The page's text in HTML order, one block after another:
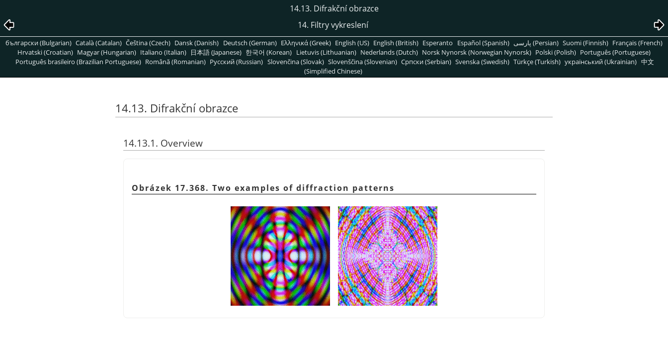
14.13. Difrakční obrazce
14. Filtry vykreslení
български (Bulgarian) Català (Catalan) Čeština (Czech) Dansk (Danish) Deutsch (German) Ελληνικά (Greek) English (US) English (British) Esperanto Español (Spanish) پارسی (Persian) Suomi (Finnish) Français (French)
Hrvatski (Croatian) Magyar (Hungarian) Italiano (Italian) 日本語 (Japanese) 한국어 (Korean) Lietuvis (Lithuanian) Nederlands (Dutch) Norsk Nynorsk (Norwegian Nynorsk) Polski (Polish) Português (Portuguese)
Português brasileiro (Brazilian Portuguese) Română (Romanian) Pусский (Russian) Slovenčina (Slovak) Slovenščina (Slovenian) Српски (Serbian) Svenska (Swedish) Türkçe (Turkish) український (Ukrainian) 中文
(Simplified Chinese)
14.13. Difrakční obrazce
14.13.1. Overview
Obrázek 17.368. Two examples of diffraction patterns